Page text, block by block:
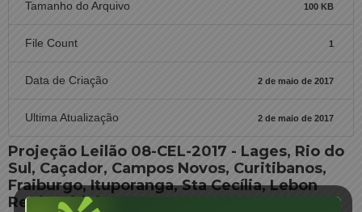
Tamanho do Arquivo 100 KB
File Count 1
Data de Criação 2 de maio de 2017
Ultima Atualização 2 de maio de 2017
Projeção Leilão 08-CEL-2017 - Lages, Rio do
Sul, Caçador, Campos Novos, Curitibanos,
Fraiburgo, Ituporanga, Sta Cecília, Lebon
Regis, Videira - SUCATAS 06